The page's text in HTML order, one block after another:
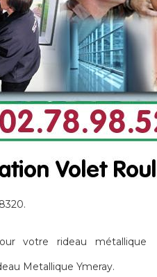
votre rideau métallique
Metallique Ymeray.